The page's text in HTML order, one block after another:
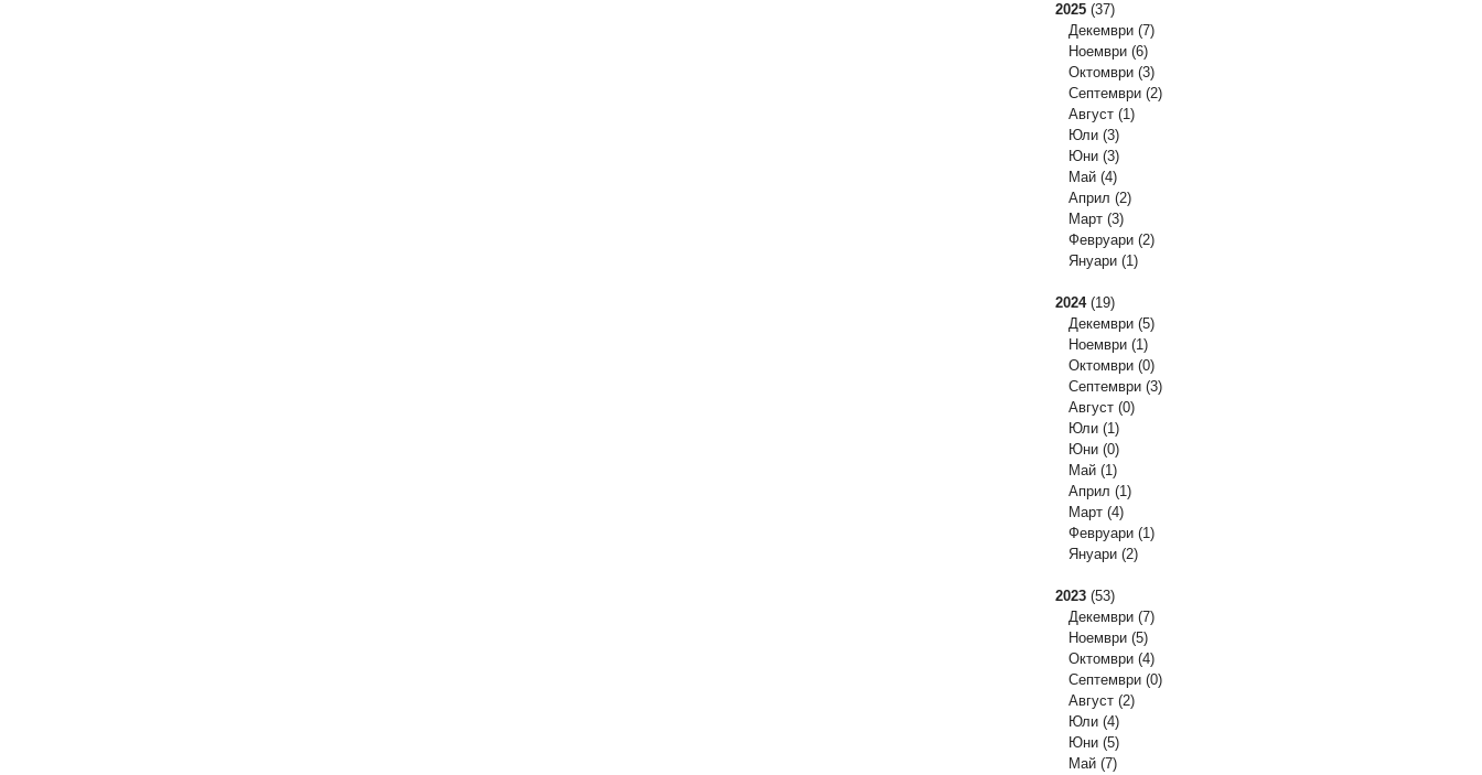
2025 (37)
Декември (7)
Ноември (6)
Октомври (3)
Септември (2)
Август (1)
Юли (3)
Юни (3)
Май (4)
Април (2)
Март (3)
Февруари (2)
Януари (1)
2024(19)
Декември (5)
Ноември (1)
Октомври (0)
Септември (3)
Август (0)
Юли (1)
Юни (0)
Май (1)
Април (1)
Март (4)
Февруари (1)
Януари (2)
2023 (53)
Декември (7)
Ноември (5)
Октомври (4)
Септември (0)
Август (2)
Юли (4)
Юни (5)
Май (7)